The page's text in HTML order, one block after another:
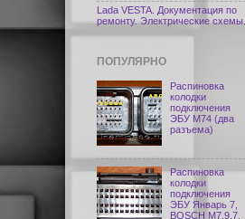
Lada VESTA. Документация по
ремонту. Электрические схемы.
ПОПУЛЯРНО
Распиновка
колодки
подключения
ЭБУ M74 (два
разъема)
Распиновка
колодки
подключения
ЭБУ Январь 7,
BOSCH M7.9.7,